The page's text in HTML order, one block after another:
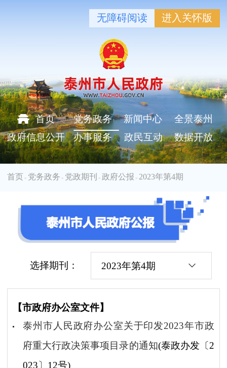
无障碍阅读 进入关怀版
首页 党务政务 新闻中心
全景泰州
政府信息公开
办事服务 政民互动 数据开放
首页 > 党务政务 > 党政期刊 > 政府公报 > 2023年第4期
选择期刊： 2023年第4期
【市政府办公室文件】
泰州市人民政府办公室关于印发2023年市政
府重大行政决策事项目录的通知(泰政办发〔2
023〕12号)